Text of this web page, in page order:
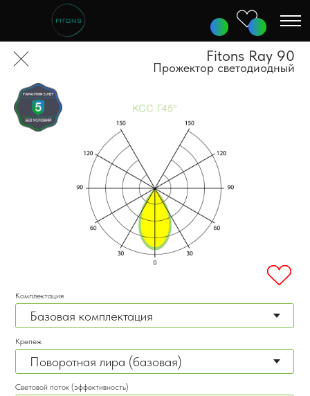
Комплектация
Крепеж
Световой поток (эффективность)
Fitons Ray 90
Прожектор светодиодный